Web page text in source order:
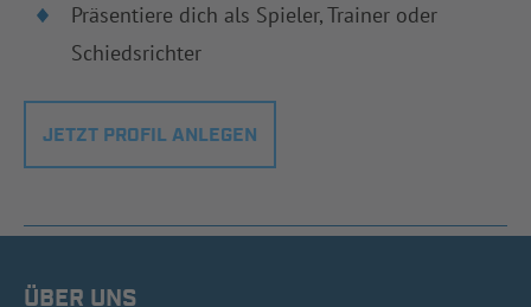
Präsentiere dich als Spieler, Trainer oder
Schiedsrichter
JETZT PROFIL ANLEGEN
ÜBER UNS